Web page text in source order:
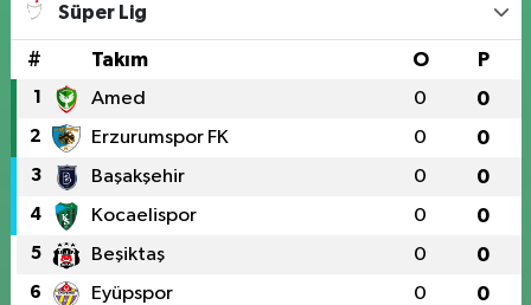
Süper Lig
# Takım O P
1 Amed 0 0
2 Erzurumspor FK 0 0
3 Başakşehir 0 0
4 Kocaelispor 0 0
5 Beşiktaş 0 0
6 Eyüpspor 0 0